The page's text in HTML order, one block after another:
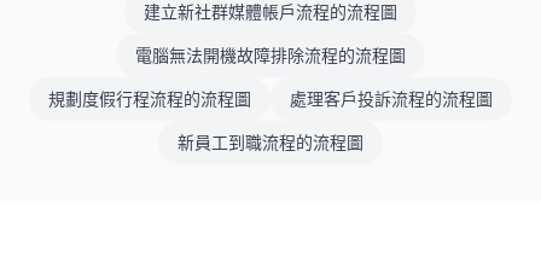
建立新社群媒體帳戶流程的流程圖
電腦無法開機故障排除流程的流程圖
規劃度假行程流程的流程圖 處理客戶投訴流程的流程圖
新員工到職流程的流程圖